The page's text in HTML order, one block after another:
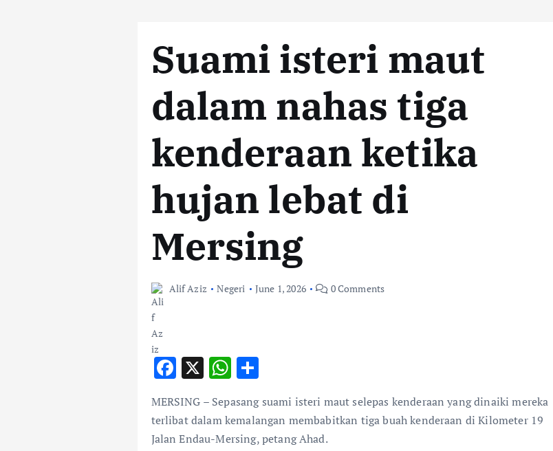
Suami isteri maut
dalam nahas tiga
kenderaan ketika
hujan lebat di
Mersing
Alif Aziz Negeri June 1, 2026 0 Comments
F
e
b
X W
at
s
S
ar
e
MERSING – Sepasang suami isteri maut selepas kenderaan yang dinaiki mereka
terlibat dalam kemalangan membabitkan tiga buah kenderaan di Kilometer 19
Jalan Endau-Mersing, petang Ahad.